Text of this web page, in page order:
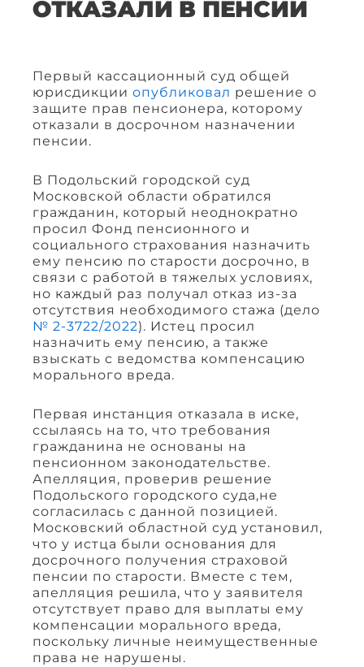
ОТКАЗАЛИ В ПЕНСИИ
Первый кассационный суд общей
юрисдикции опубликовал решение о
защите прав пенсионера, которому
отказали в досрочном назначении
пенсии.
В Подольский городской суд
Московской области обратился
гражданин, который неоднократно
просил Фонд пенсионного и
социального страхования назначить
ему пенсию по старости досрочно, в
связи с работой в тяжелых условиях,
но каждый раз получал отказ из-за
отсутствия необходимого стажа (дело
№ 2-3722/2022). Истец просил
назначить ему пенсию, а также
взыскать с ведомства компенсацию
морального вреда.
Первая инстанция отказала в иске,
ссылаясь на то, что требования
гражданина не основаны на
пенсионном законодательстве.
Апелляция, проверив решение
Подольского городского суда,не
согласилась с данной позицией.
Московский областной суд установил,
что у истца были основания для
досрочного получения страховой
пенсии по старости. Вместе с тем,
апелляция решила, что у заявителя
отсутствует право для выплаты ему
компенсации морального вреда,
поскольку личные неимущественные
права не нарушены.